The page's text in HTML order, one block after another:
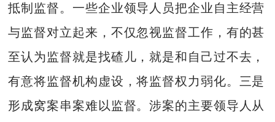
抵制监督。一些企业领导人员把企业自主经营
与监督对立起来，不仅忽视监督工作，有的甚
至认为监督就是找碴儿，就是和自己过不去，
有意将监督机构虚设，将监督权力弱化。三是
形成窝案串案难以监督。涉案的主要领导人从